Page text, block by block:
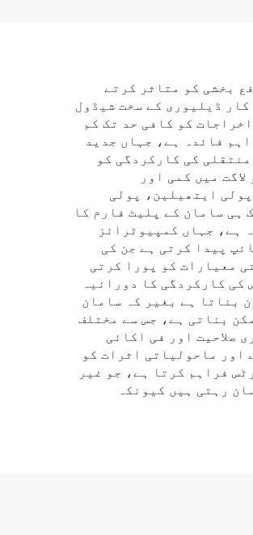
بخشی کو متاثر کرتے
ڈیلیوری کے سخت شیڈول
کو کافی حد تک کم
فائدہ ہے، جہاں جدید
کی کارکردگی کو
میں کمی اور
ایتھیلین، پولی
ہی سامان کے پلیٹ فارم کا
ہے، جہاں کمپیوٹرائز
پیدا کرتی ہے جن کی
معیارات کو پورا کرتی
کی کارکردگی کا دورانیہ
بناتا ہے بغیر کہ سامان
بناتی ہے، جس سے مختلف
صلاحیت اور فی اکائی
اور ماحولیاتی اثرات کو
فراہم کرتا ہے، جو غیر
رہتی ہیں کیونکہ